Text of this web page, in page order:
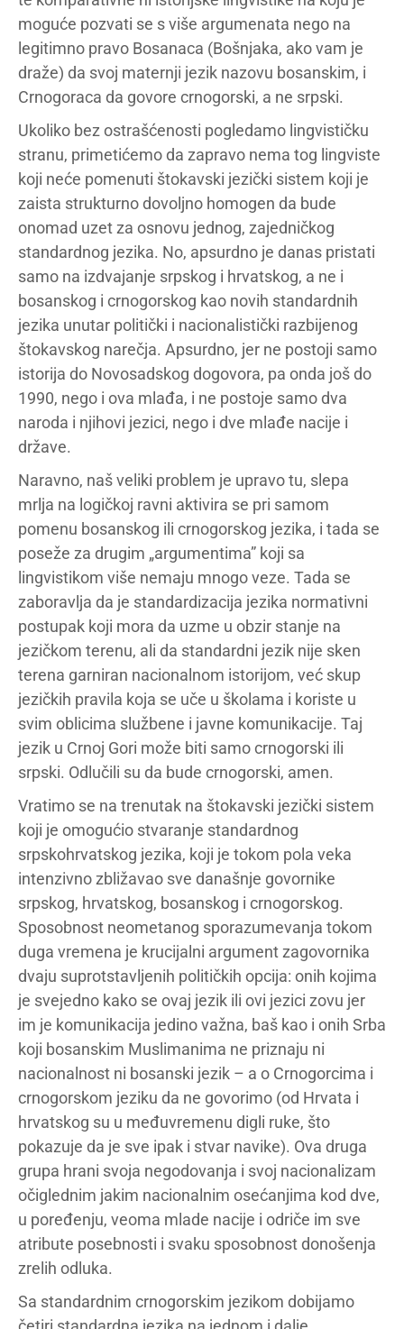
moguće pozvati se s više argumenata nego na
legitimno pravo Bosanaca (Bošnjaka, ako vam je
draže) da svoj maternji jezik nazovu bosanskim, i
Crnogoraca da govore crnogorski, a ne srpski.
Ukoliko bez ostrašćenosti pogledamo lingvističku
stranu, primetićemo da zapravo nema tog lingviste
koji neće pomenuti štokavski jezički sistem koji je
zaista strukturno dovoljno homogen da bude
onomad uzet za osnovu jednog, zajedničkog
standardnog jezika. No, apsurdno je danas pristati
samo na izdvajanje srpskog i hrvatskog, a ne i
bosanskog i crnogorskog kao novih standardnih
jezika unutar politički i nacionalistički razbijenog
štokavskog narečja. Apsurdno, jer ne postoji samo
istorija do Novosadskog dogovora, pa onda još do
1990, nego i ova mlađa, i ne postoje samo dva
naroda i njihovi jezici, nego i dve mlađe nacije i
države.
Naravno, naš veliki problem je upravo tu, slepa
mrlja na logičkoj ravni aktivira se pri samom
pomenu bosanskog ili crnogorskog jezika, i tada se
poseže za drugim „argumentima” koji sa
lingvistikom više nemaju mnogo veze. Tada se
zaboravlja da je standardizacija jezika normativni
postupak koji mora da uzme u obzir stanje na
jezičkom terenu, ali da standardni jezik nije sken
terena garniran nacionalnom istorijom, već skup
jezičkih pravila koja se uče u školama i koriste u
svim oblicima službene i javne komunikacije. Taj
jezik u Crnoj Gori može biti samo crnogorski ili
srpski. Odlučili su da bude crnogorski, amen.
Vratimo se na trenutak na štokavski jezički sistem
koji je omogućio stvaranje standardnog
srpskohrvatskog jezika, koji je tokom pola veka
intenzivno zbližavao sve današnje govornike
srpskog, hrvatskog, bosanskog i crnogorskog.
Sposobnost neometanog sporazumevanja tokom
duga vremena je krucijalni argument zagovornika
dvaju suprotstavljenih političkih opcija: onih kojima
je svejedno kako se ovaj jezik ili ovi jezici zovu jer
im je komunikacija jedino važna, baš kao i onih Srba
koji bosanskim Muslimanima ne priznaju ni
nacionalnost ni bosanski jezik – a o Crnogorcima i
crnogorskom jeziku da ne govorimo (od Hrvata i
hrvatskog su u međuvremenu digli ruke, što
pokazuje da je sve ipak i stvar navike). Ova druga
grupa hrani svoja negodovanja i svoj nacionalizam
očiglednim jakim nacionalnim osećanjima kod dve,
u poređenju, veoma mlade nacije i odriče im sve
atribute posebnosti i svaku sposobnost donošenja
zrelih odluka.
Sa standardnim crnogorskim jezikom dobijamo